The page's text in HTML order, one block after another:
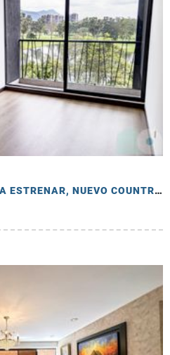
VENTA APTOESTUDIO PARA ESTRENAR, NUEVO COUNTRY, 35 MTS, LOFT